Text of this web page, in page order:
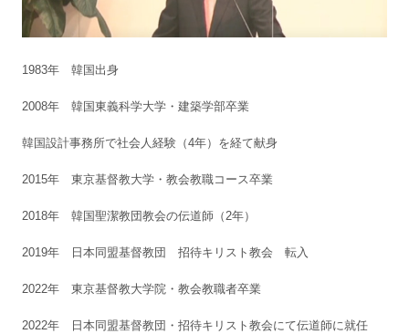
1983年 韓国出身
2008年 韓国東義科学大学・建築学部卒業
韓国設計事務所で社会人経験（4年）を経て献身
2015年 東京基督教大学・教会教職コース卒業
2018年 韓国聖潔教団教会の伝道師（2年）
2019年 日本同盟基督教団 招待キリスト教会 転入
2022年 東京基督教大学院・教会教職者卒業
2022年 日本同盟基督教団・招待キリスト教会にて伝道師に就任